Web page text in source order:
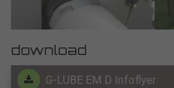
download
G-LUBE EM D Infoflyer